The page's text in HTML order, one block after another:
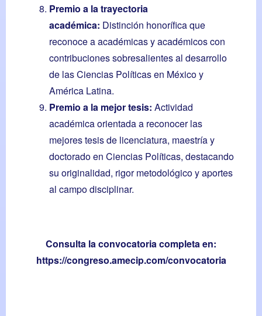
Premio a la trayectoria
académica: Distinción honorífica que
reconoce a académicas y académicos con
contribuciones sobresalientes al desarrollo
de las Ciencias Políticas en México y
América Latina.
Premio a la mejor tesis: Actividad
académica orientada a reconocer las
mejores tesis de licenciatura, maestría y
doctorado en Ciencias Políticas, destacando
su originalidad, rigor metodológico y aportes
al campo disciplinar.
Consulta la convocatoria completa en:
https://congreso.amecip.com/convocatoria